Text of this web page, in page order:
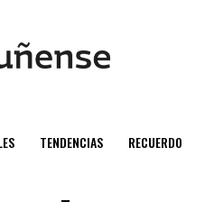
TENDENCIAS RECUERDO